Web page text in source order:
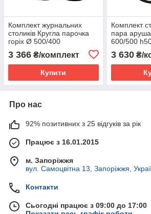
Комплект журнальних
столиків Кругла парочка
горіх Ø 500/400
OL272/2
3 366 ₴/комплект
Купити
Комплект
пара
600/500
3 630₴/
Про нас
92% позитивних з 25 відгуків за рік
Працює з 16.01.2015
м. Запоріжжя
вул. Самоцвітна 13, Запоріжжя,
Контакти
Сьогодні працює з 09:00 до 17:00